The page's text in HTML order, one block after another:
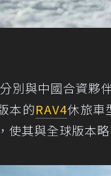
分別與中國合資夥
本的RAV4休旅車
使其與全球版本